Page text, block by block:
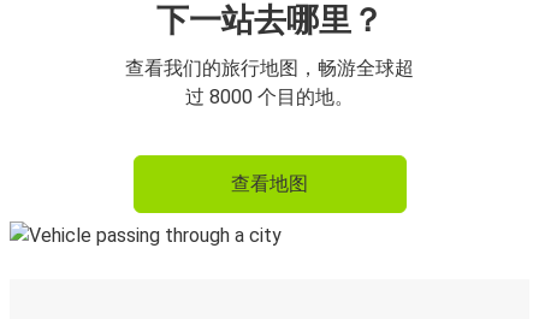
下一站去哪里？
查看我们的旅行地图，畅游全球超
过 8000 个目的地。
查看地图